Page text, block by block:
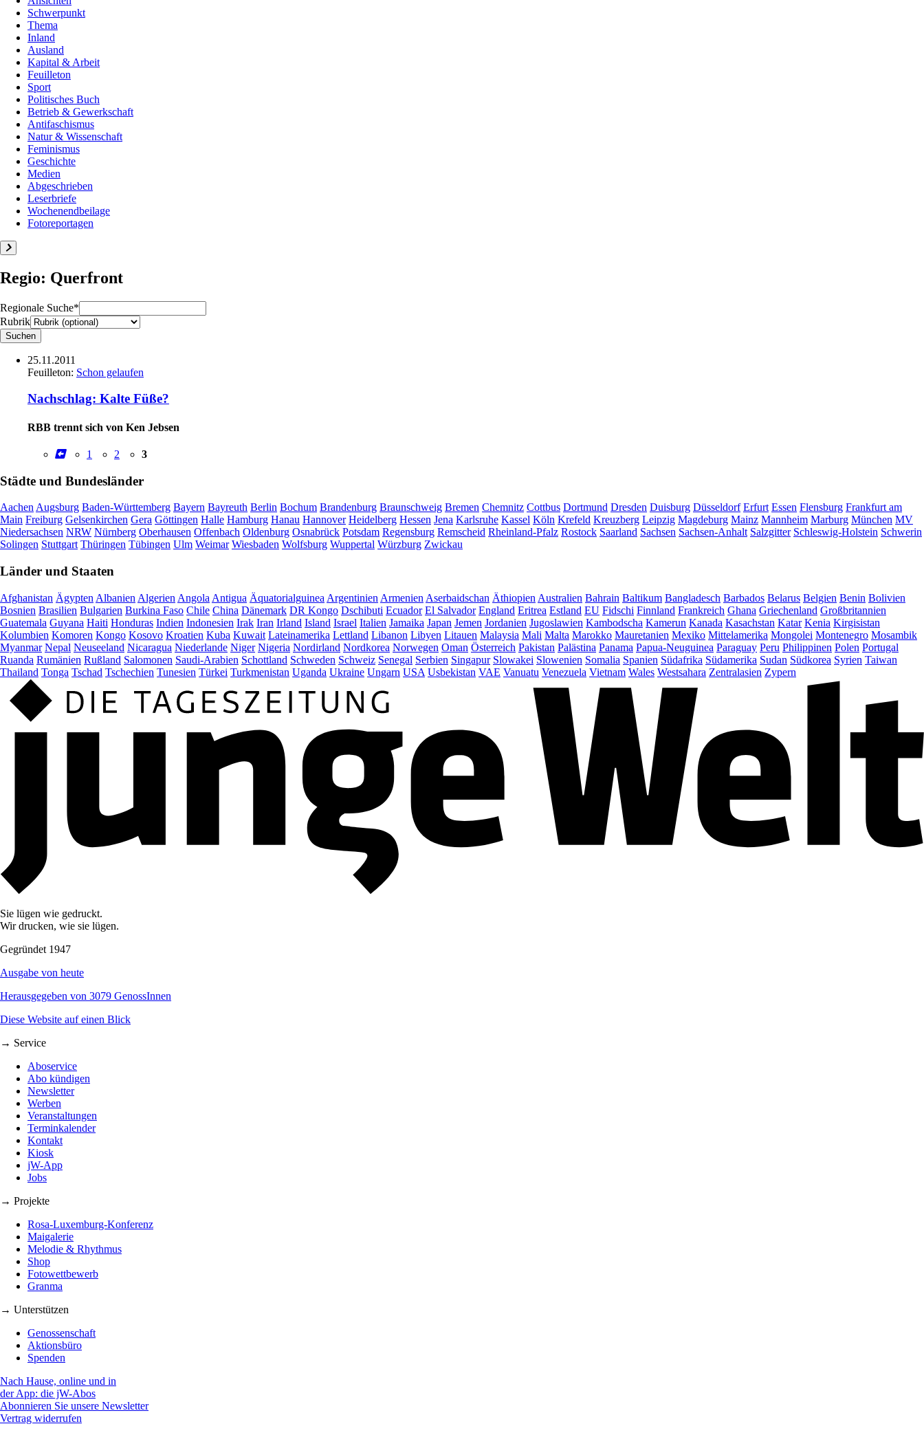
Schwerpunkt
Thema
Inland
Ausland
Kapital & Arbeit
Feuilleton
Sport
Politisches Buch
Betrieb & Gewerkschaft
Antifaschismus
Natur & Wissenschaft
Feminismus
Geschichte
Medien
Abgeschrieben
Leserbriefe
Wochenendbeilage
Fotoreportagen
Regio: Querfront
Regionale Suche*
Rubrik
25.11.2011
Feuilleton: Schon gelaufen
Nachschlag: Kalte Füße?
RBB trennt sich von Ken Jebsen
1 2 3
Städte und Bundesländer
AachenAugsburg Baden-Württemberg Bayern Bayreuth Berlin Bochum Brandenburg Braunschweig Bremen Chemnitz Cottbus Dortmund Dresden Duisburg Düsseldorf Erfurt Essen Flensburg Frankfurt am
Main Freiburg Gelsenkirchen Gera Göttingen Halle Hamburg Hanau Hannover Heidelberg Hessen Jena Karlsruhe Kassel Köln Krefeld Kreuzberg Leipzig Magdeburg Mainz Mannheim Marburg München MV
Niedersachsen NRW Nürnberg Oberhausen Offenbach Oldenburg Osnabrück Potsdam Regensburg Remscheid Rheinland-Pfalz Rostock Saarland Sachsen Sachsen-Anhalt Salzgitter Schleswig-Holstein Schwerin
Solingen Stuttgart Thüringen Tübingen Ulm Weimar Wiesbaden Wolfsburg Wuppertal Würzburg Zwickau
Länder und Staaten
Afghanistan Ägypten Albanien Algerien Angola Antigua Äquatorialguinea Argentinien Armenien Aserbaidschan Äthiopien Australien Bahrain Baltikum Bangladesch Barbados Belarus Belgien Benin Bolivien
Bosnien Brasilien Bulgarien Burkina Faso Chile China Dänemark DR Kongo Dschibuti Ecuador El Salvador England Eritrea Estland EU Fidschi Finnland Frankreich Ghana Griechenland Großbritannien
Guatemala Guyana Haiti Honduras Indien Indonesien Irak Iran Irland Island Israel Italien Jamaika Japan Jemen Jordanien Jugoslawien Kambodscha Kamerun Kanada Kasachstan Katar Kenia Kirgisistan
Kolumbien Komoren Kongo Kosovo Kroatien Kuba Kuwait Lateinamerika Lettland Libanon Libyen Litauen Malaysia Mali Malta Marokko Mauretanien Mexiko Mittelamerika Mongolei Montenegro Mosambik
Myanmar Nepal Neuseeland Nicaragua Niederlande Niger Nigeria Nordirland Nordkorea Norwegen Oman Österreich Pakistan Palästina Panama Papua-Neuguinea Paraguay Peru Philippinen Polen Portugal
Ruanda Rumänien Rußland Salomonen Saudi-Arabien Schottland Schweden Schweiz Senegal Serbien Singapur Slowakei Slowenien Somalia Spanien Südafrika Südamerika Sudan Südkorea Syrien Taiwan
Thailand Tonga Tschad Tschechien Tunesien Türkei Turkmenistan Uganda Ukraine Ungarn USA Usbekistan VAE Vanuatu Venezuela Vietnam Wales Westsahara Zentralasien Zypern
Sie lügen wie gedruckt.
Wir drucken, wie sie lügen.
Gegründet 1947
Ausgabe von heute
Herausgegeben von 3079 GenossInnen
Diese Website auf einen Blick
→ Service
Aboservice
Abo kündigen
Newsletter
Werben
Veranstaltungen
Terminkalender
Kontakt
Kiosk
jW-App
Jobs
→ Projekte
Rosa-Luxemburg-Konferenz
Maigalerie
Melodie & Rhythmus
Shop
Fotowettbewerb
Granma
→ Unterstützen
Genossenschaft
Aktionsbüro
Spenden
Nach Hause, online und in
der App: die jW-Abos
Abonnieren Sie unsere Newsletter
Vertrag widerrufen